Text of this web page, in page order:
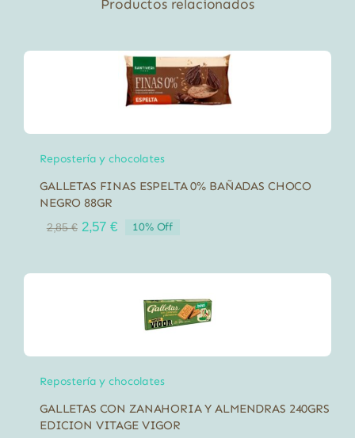
Productos relacionados
Repostería y chocolates
GALLETAS FINAS ESPELTA 0% BAÑADAS CHOCO
NEGRO 88GR
2,85€ El
era:
2,57 €El
es:
10% Off
Repostería y chocolates
GALLETAS CON ZANAHORIA Y ALMENDRAS 240GRS
EDICION VITAGE VIGOR